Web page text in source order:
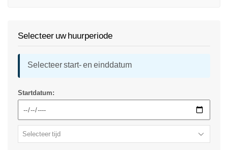
Selecteer uw huurperiode
Selecteer start- en einddatum
Startdatum: